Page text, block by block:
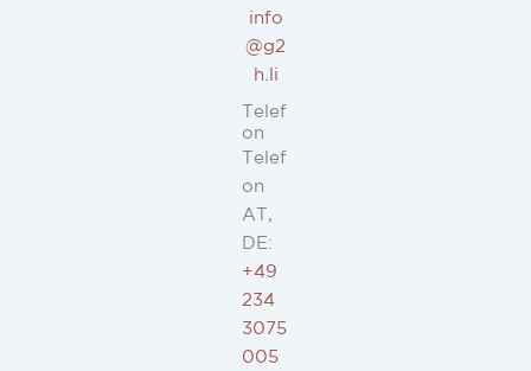
info
@g2
h.li
Telef
on
Telef
on
AT,
DE:
+49
234
3075
005